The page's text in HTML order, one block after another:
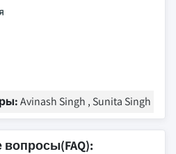
Avinash Singh , Sunita Singh